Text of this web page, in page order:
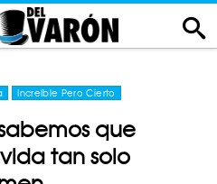
Increíble Pero Cierto
que
tan solo